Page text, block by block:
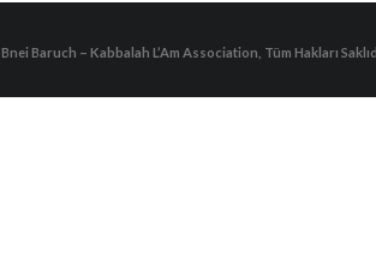
Bnei Baruch – Kabbalah L’Am Association, Tüm Hakları